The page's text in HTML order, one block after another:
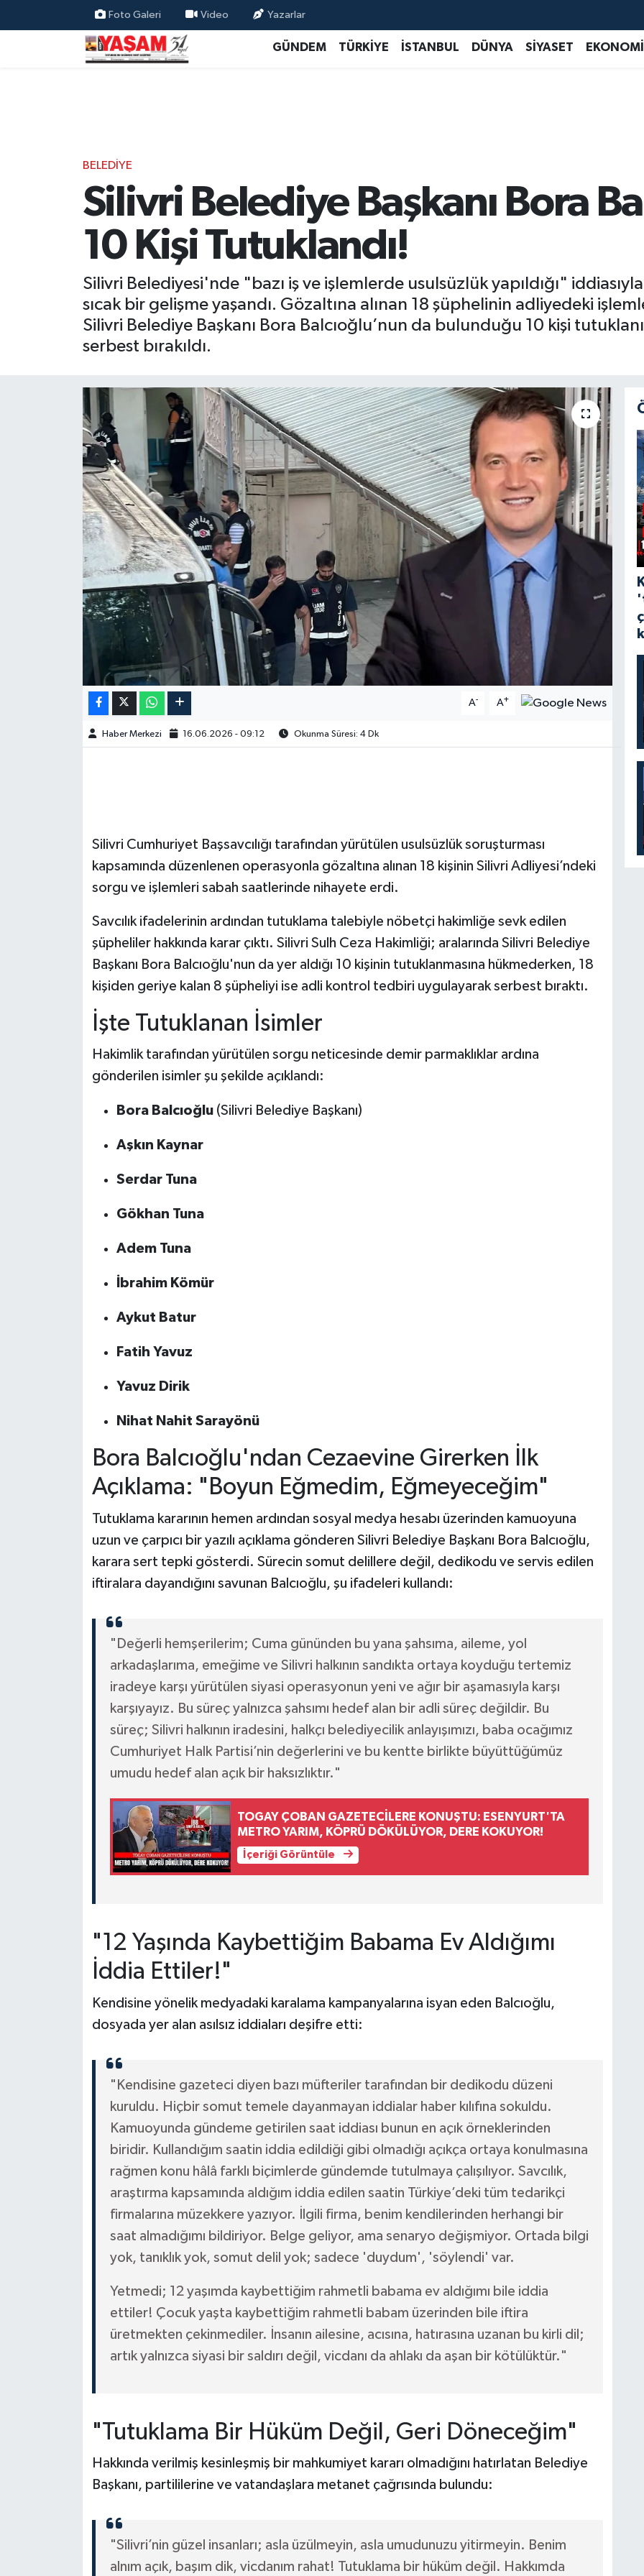
Foto Galeri Video Yazarlar
GÜNDEM TÜRKİYE İSTANBUL DÜNYA SİYASET EKONOMİ
BELEDİYE
Silivri Belediye Başkanı Bora
10 Kişi Tutuklandı!
Silivri Belediyesi'nde "bazı iş ve işlemlerde usulsüzlük yapıldığı"
sıcak bir gelişme yaşandı. Gözaltına alınan 18 şüphelinin adliyedeki
Silivri Belediye Başkanı Bora Balcıoğlu’nun da bulunduğu 10 kişi
serbest bırakıldı.
A- A+
Haber Merkezi 16.06.2026 - 09:12 Okunma Süresi: 4 Dk
Silivri Cumhuriyet Başsavcılığı tarafından yürütülen usulsüzlük soruşturması
kapsamında düzenlenen operasyonla gözaltına alınan 18 kişinin Silivri Adliyesi’ndeki
sorgu ve işlemleri sabah saatlerinde nihayete erdi.
Savcılık ifadelerinin ardından tutuklama talebiyle nöbetçi hakimliğe sevk edilen
şüpheliler hakkında karar çıktı. Silivri Sulh Ceza Hakimliği; aralarında Silivri Belediye
Başkanı Bora Balcıoğlu'nun da yer aldığı 10 kişinin tutuklanmasına hükmederken, 18
kişiden geriye kalan 8 şüpheliyi ise adli kontrol tedbiri uygulayarak serbest bıraktı.
İşte Tutuklanan İsimler
Hakimlik tarafından yürütülen sorgu neticesinde demir parmaklıklar ardına
gönderilen isimler şu şekilde açıklandı:
Bora Balcıoğlu(Silivri Belediye Başkanı)
Aşkın Kaynar
Serdar Tuna
Gökhan Tuna
Adem Tuna
İbrahim Kömür
Aykut Batur
Fatih Yavuz
Yavuz Dirik
Nihat Nahit Sarayönü
Bora Balcıoğlu'ndan Cezaevine Girerken İlk
Açıklama: "Boyun Eğmedim, Eğmeyeceğim"
Tutuklama kararının hemen ardından sosyal medya hesabı üzerinden kamuoyuna
uzun ve çarpıcı bir yazılı açıklama gönderen Silivri Belediye Başkanı Bora Balcıoğlu,
karara sert tepki gösterdi. Sürecin somut delillere değil, dedikodu ve servis edilen
iftiralara dayandığını savunan Balcıoğlu, şu ifadeleri kullandı:
"Değerli hemşerilerim; Cuma gününden bu yana şahsıma, aileme, yol
arkadaşlarıma, emeğime ve Silivri halkının sandıkta ortaya koyduğu tertemiz
iradeye karşı yürütülen siyasi operasyonun yeni ve ağır bir aşamasıyla karşı
karşıyayız. Bu süreç yalnızca şahsımı hedef alan bir adli süreç değildir. Bu
süreç; Silivri halkının iradesini, halkçı belediyecilik anlayışımızı, baba ocağımız
Cumhuriyet Halk Partisi’nin değerlerini ve bu kentte birlikte büyüttüğümüz
umudu hedef alan açık bir haksızlıktır."
TOGAY ÇOBAN GAZETECİLERE KONUŞTU: ESENYURT'TA
METRO YARIM, KÖPRÜ DÖKÜLÜYOR, DERE KOKUYOR!
İçeriği Görüntüle
"12 Yaşında Kaybettiğim Babama Ev Aldığımı
İddia Ettiler!"
Kendisine yönelik medyadaki karalama kampanyalarına isyan eden Balcıoğlu,
dosyada yer alan asılsız iddiaları deşifre etti:
"Kendisine gazeteci diyen bazı müfteriler tarafından bir dedikodu düzeni
kuruldu. Hiçbir somut temele dayanmayan iddialar haber kılıfına sokuldu.
Kamuoyunda gündeme getirilen saat iddiası bunun en açık örneklerinden
biridir. Kullandığım saatin iddia edildiği gibi olmadığı açıkça ortaya konulmasına
rağmen konu hâlâ farklı biçimlerde gündemde tutulmaya çalışılıyor. Savcılık,
araştırma kapsamında aldığım iddia edilen saatin Türkiye’deki tüm tedarikçi
firmalarına müzekkere yazıyor. İlgili firma, benim kendilerinden herhangi bir
saat almadığımı bildiriyor. Belge geliyor, ama senaryo değişmiyor. Ortada bilgi
yok, tanıklık yok, somut delil yok; sadece 'duydum', 'söylendi' var.
Yetmedi; 12 yaşımda kaybettiğim rahmetli babama ev aldığımı bile iddia
ettiler! Çocuk yaşta kaybettiğim rahmetli babam üzerinden bile iftira
üretmekten çekinmediler. İnsanın ailesine, acısına, hatırasına uzanan bu kirli dil;
artık yalnızca siyasi bir saldırı değil, vicdanı da ahlakı da aşan bir kötülüktür."
"Tutuklama Bir Hüküm Değil, Geri Döneceğim"
Hakkında verilmiş kesinleşmiş bir mahkumiyet kararı olmadığını hatırlatan Belediye
Başkanı, partililerine ve vatandaşlara metanet çağrısında bulundu:
"Silivri’nin güzel insanları; asla üzülmeyin, asla umudunuzu yitirmeyin. Benim
alnım açık, başım dik, vicdanım rahat! Tutuklama bir hüküm değil. Hakkımda